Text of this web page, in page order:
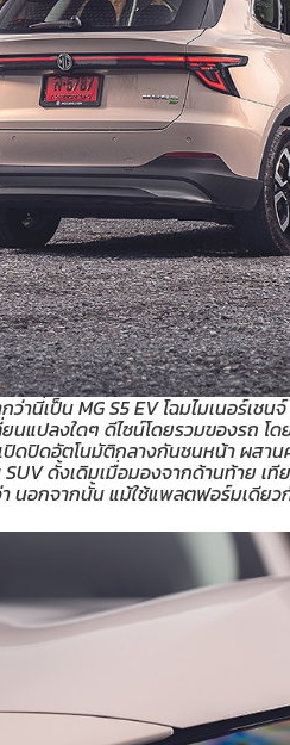
ว่านี่เป็น MG S5 EV โฉมไมเนอร์เช
นแปลงใดๆ ดีไซน์โดยรวมของรถ โด
ดปิดอัตโนมัติกลางกันชนหน้า ผสานค
ดั้งเดิมเมื่อมองจากด้านท้าย เ
นอกจากนั้น แม้ใช้แพลตฟอร์มเดีย